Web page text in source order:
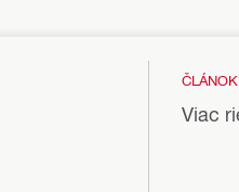
ČLÁNOK
Viac